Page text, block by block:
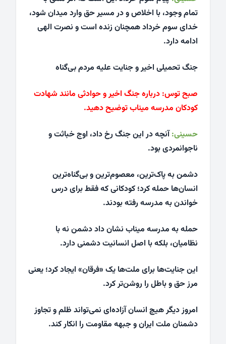
تمام وجود، با اخلاص و در مسیر حق وارد میدان شود،
خدای سوم خرداد همچنان زنده است و نصرت الهی
ادامه دارد.
جنگ تحمیلی اخیر و جنایت علیه مردم بی‌گناه
صبح توس: درباره جنگ اخیر و حوادثی مانند شهادت
کودکان مدرسه میناب توضیح دهید.
حسینی:آنچه در این جنگ رخ داد، اوج خباثت و
ناجوانمردی بود.
دشمن به پاک‌ترین، معصوم‌ترین و بی‌گناه‌ترین
انسان‌ها حمله کرد؛ کودکانی که فقط برای درس
خواندن به مدرسه رفته بودند.
حمله به مدرسه میناب نشان داد دشمن نه با
نظامیان، بلکه با اصل انسانیت دشمنی دارد.
این جنایت‌ها برای ملت‌ها یک «فرقان» ایجاد کرد؛ یعنی
مرز حق و باطل را روشن‌تر کرد.
امروز دیگر هیچ انسان آزاده‌ای نمی‌تواند ظلم و تجاوز
دشمنان ملت ایران و جبهه مقاومت را انکار کند.